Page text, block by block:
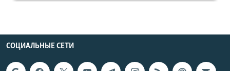
СОЦИАЛЬНЫЕ СЕТИ